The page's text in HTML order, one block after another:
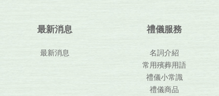
最新消息
最新消息
禮儀服務
名詞介紹
常用殯葬用語
禮儀小常識
禮儀商品